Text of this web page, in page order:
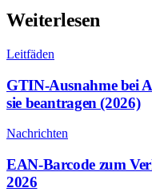
Weiterlesen
Leitfäden
GTIN-Ausnahme bei
sie beantragen (2026)
Nachrichten
EAN-Barcode zum
2026